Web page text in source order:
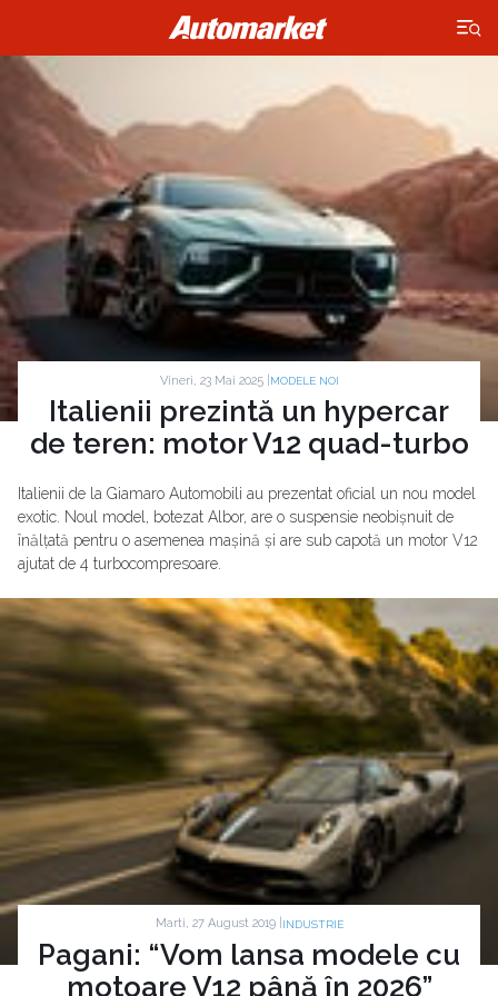
×
Vineri, 23 Mai 2025 | MODELE NOI
Italienii prezintă un hypercar
de teren: motor V12 quad-turbo
Italienii de la Giamaro Automobili au prezentat oficial un nou model
exotic. Noul model, botezat Albor, are o suspensie neobișnuit de
înălțată pentru o asemenea mașină și are sub capotă un motor V12
ajutat de 4 turbocompresoare.
Marti, 27 August 2019 | INDUSTRIE
Pagani: “Vom lansa modele cu
motoare V12 până în 2026”